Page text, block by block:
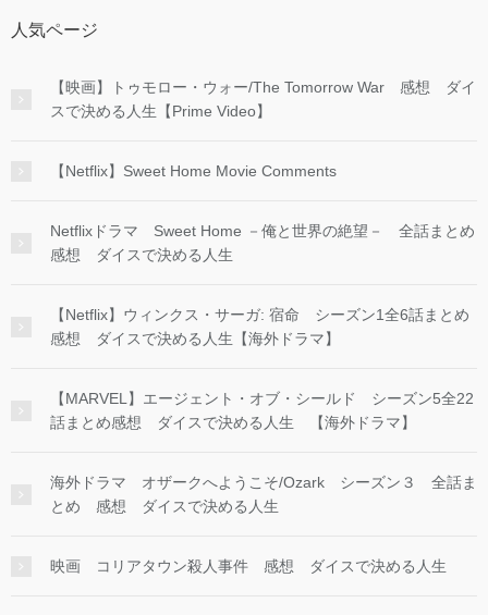
人気ページ
【映画】トゥモロー・ウォー/The Tomorrow War 感想 ダイ
スで決める人生【Prime Video】
【Netflix】Sweet Home Movie Comments
Netflixドラマ Sweet Home －俺と世界の絶望－ 全話まとめ
感想 ダイスで決める人生
【Netflix】ウィンクス・サーガ: 宿命 シーズン1全6話まとめ
感想 ダイスで決める人生【海外ドラマ】
【MARVEL】エージェント・オブ・シールド シーズン5全22
話まとめ感想 ダイスで決める人生 【海外ドラマ】
海外ドラマ オザークへようこそ/Ozark シーズン３ 全話ま
とめ 感想 ダイスで決める人生
映画 コリアタウン殺人事件 感想 ダイスで決める人生